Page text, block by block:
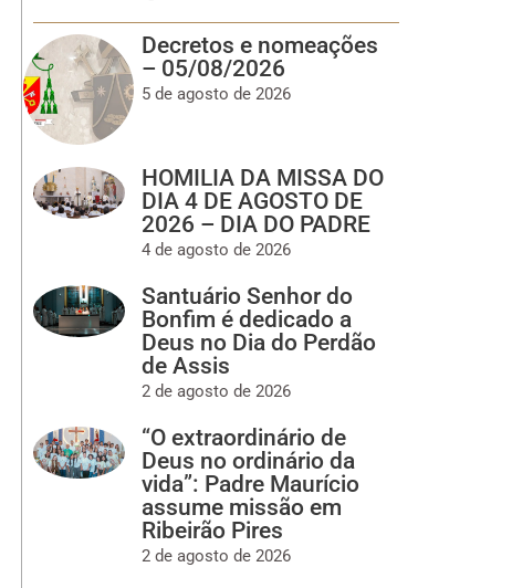
Decretos e nomeações
– 05/08/2026
5 de agosto de 2026
HOMILIA DA MISSA DO
DIA 4 DE AGOSTO DE
2026 – DIA DO PADRE
4 de agosto de 2026
Santuário Senhor do
Bonfim é dedicado a
Deus no Dia do Perdão
de Assis
2 de agosto de 2026
“O extraordinário de
Deus no ordinário da
vida”: Padre Maurício
assume missão em
Ribeirão Pires
2 de agosto de 2026